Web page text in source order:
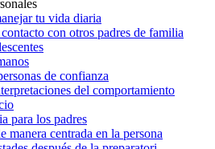
tu vida diaria
con otros padres de familia
de confianza
del comportamiento
para los padres
manera centrada en la persona